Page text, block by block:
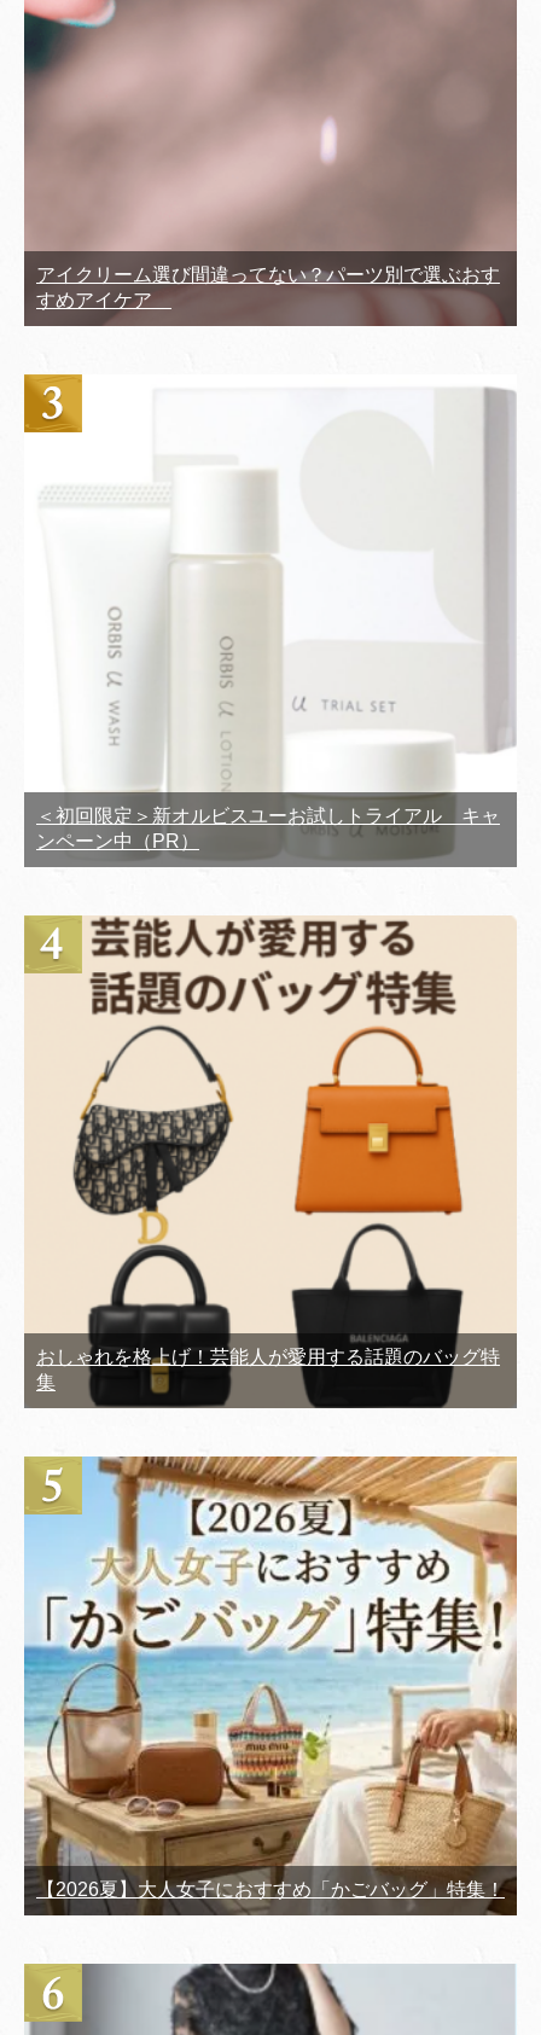
アイクリーム選び間違ってない？パーツ別で選ぶおす
すめアイケア
＜初回限定＞新オルビスユーお試しトライアル キャ
ンペーン中（PR）
おしゃれを格上げ！芸能人が愛用する話題のバッグ特
集
【2026夏】大人女子におすすめ「かごバッグ」特集！